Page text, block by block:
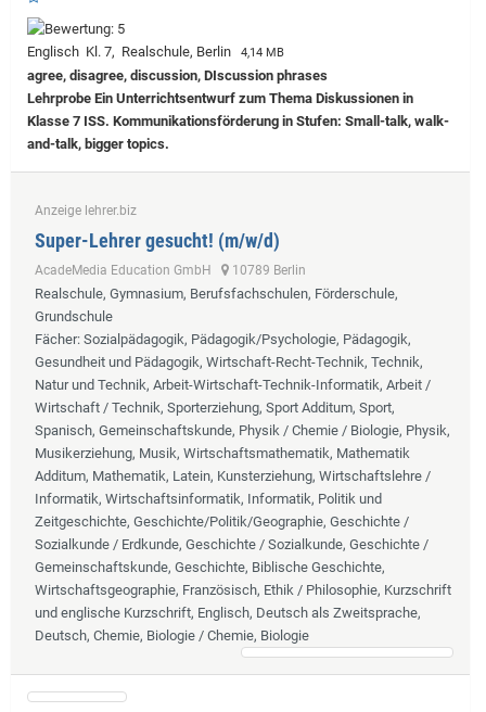
Englisch Kl. 7, Realschule, Berlin 4,14 MB
agree, disagree, discussion, DIscussion phrases
Lehrprobe Ein Unterrichtsentwurf zum Thema Diskussionen in
Klasse 7 ISS. Kommunikationsförderung in Stufen: Small-talk, walk-
and-talk, bigger topics.
Anzeige lehrer.biz
Super-Lehrer gesucht! (m/w/d)
AcadeMedia Education GmbH 10789 Berlin
Realschule, Gymnasium, Berufsfachschulen, Förderschule,
Grundschule
Fächer: Sozialpädagogik, Pädagogik/Psychologie, Pädagogik,
Gesundheit und Pädagogik, Wirtschaft-Recht-Technik, Technik,
Natur und Technik, Arbeit-Wirtschaft-Technik-Informatik, Arbeit /
Wirtschaft / Technik, Sporterziehung, Sport Additum, Sport,
Spanisch, Gemeinschaftskunde, Physik / Chemie / Biologie, Physik,
Musikerziehung, Musik, Wirtschaftsmathematik, Mathematik
Additum, Mathematik, Latein, Kunsterziehung, Wirtschaftslehre /
Informatik, Wirtschaftsinformatik, Informatik, Politik und
Zeitgeschichte, Geschichte/Politik/Geographie, Geschichte /
Sozialkunde / Erdkunde, Geschichte / Sozialkunde, Geschichte /
Gemeinschaftskunde, Geschichte, Biblische Geschichte,
Wirtschaftsgeographie, Französisch, Ethik / Philosophie, Kurzschrift
und englische Kurzschrift, Englisch, Deutsch als Zweitsprache,
Deutsch, Chemie, Biologie / Chemie, Biologie